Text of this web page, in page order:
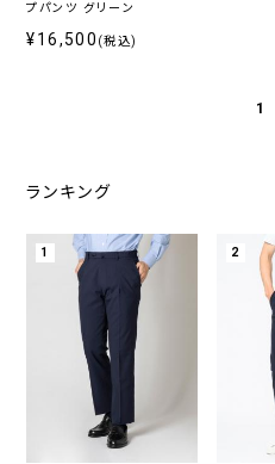
プパンツ グリーン
¥16,500 (税込)
1
ランキング
1 2